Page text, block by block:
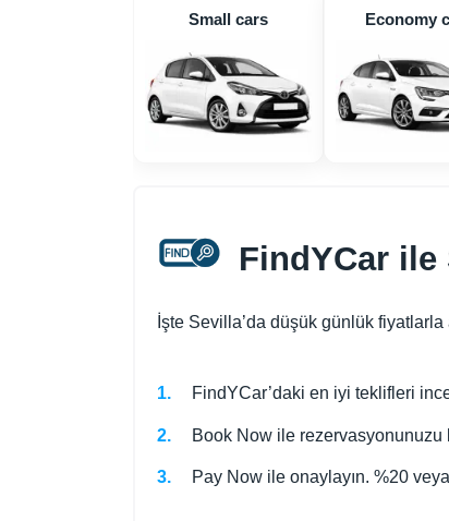
Small cars Economy
FindYCar ile
İşte Sevilla’da düşük günlük fiyatlarla
FindYCar’daki en iyi teklifleri
Book Now ile
Pay Now ile onaylayın. %20